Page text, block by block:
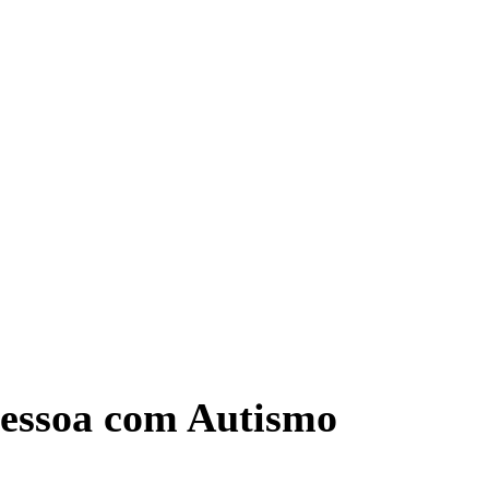
com Autismo